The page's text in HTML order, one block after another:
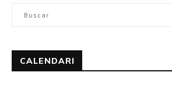
CALENDARI